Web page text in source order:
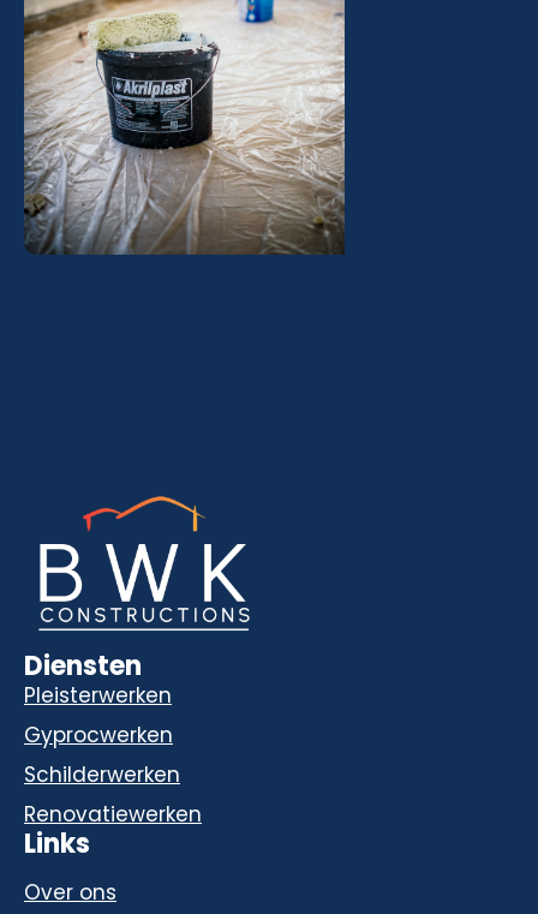
Diensten
Pleisterwerken
Gyprocwerken
Schilderwerken
Renovatiewerken
Links
Over ons